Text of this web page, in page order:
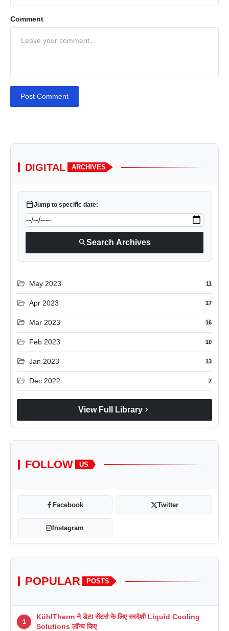
Comment
Post Comment
DIGITAL ARCHIVES
calendar_todayJump to specific date:
searchSearch Archives
folder_open May 2023 11
folder_open Apr 2023 17
folder_open Mar 2023 16
folder_open Feb 2023 10
folder_open Jan 2023 13
folder_open Dec 2022 7
View Full Library chevron_right
FOLLOW US
Facebook Twitter
Instagram
POPULAR POSTS
1
KühlTherm ने डेटा सेंटर्स के लिए स्वदेशी Liquid Cooling
Solutions लॉन्च किए